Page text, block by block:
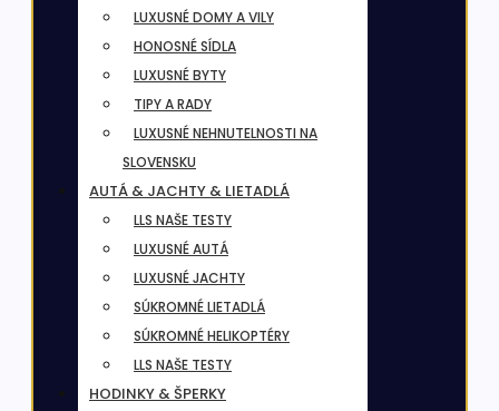
LUXUSNÉ DOMY A VILY
HONOSNÉ SÍDLA
LUXUSNÉ BYTY
TIPY A RADY
LUXUSNÉ NEHNUTELNOSTI NA
SLOVENSKU
AUTÁ & JACHTY & LIETADLÁ
LLS NAŠE TESTY
LUXUSNÉ AUTÁ
LUXUSNÉ JACHTY
SÚKROMNÉ LIETADLÁ
SÚKROMNÉ HELIKOPTÉRY
LLS NAŠE TESTY
HODINKY & ŠPERKY